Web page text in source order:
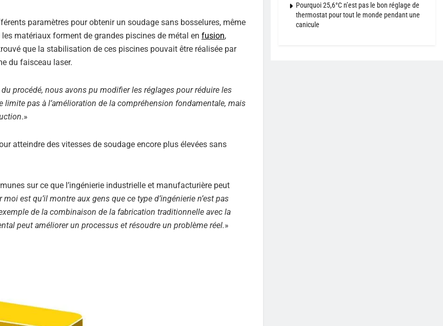
paramètres pour obtenir un soudage sans bosselures, même
matériaux forment de grandes piscines de métal en fusion,
que la stabilisation de ces piscines pouvait être réalisée par
du faisceau laser.
procédé, nous avons pu modifier les réglages pour réduire les
limite pas à l’amélioration de la compréhension fondamentale, mais
.»
atteindre des vitesses de soudage encore plus élevées sans
sur ce que l’ingénierie industrielle et manufacturière peut
est qu’il montre aux gens que ce type d’ingénierie n’est pas
de la combinaison de la fabrication traditionnelle avec la
peut améliorer un processus et résoudre un problème réel.»
Pourquoi 25,6°C n’est pas le bon réglage de
thermostat pour tout le monde pendant une
canicule